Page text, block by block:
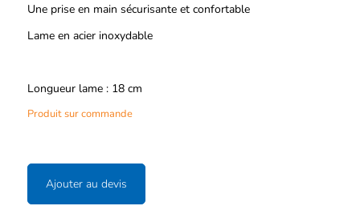
Une prise en main sécurisante et confortable
Lame en acier inoxydable
Longueur lame : 18 cm
Produit sur commande
Ajouter au devis